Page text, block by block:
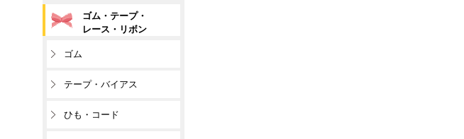
ゴム・テープ・
レース・リボン
ゴム
テープ・バイアス
ひも・コード